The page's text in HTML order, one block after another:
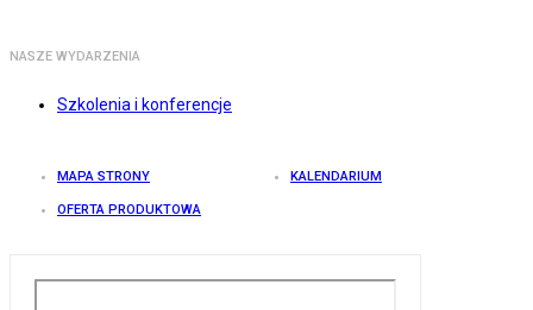
NASZE WYDARZENIA
Szkolenia i konferencje
MAPA STRONY KALENDARIUM
OFERTA PRODUKTOWA